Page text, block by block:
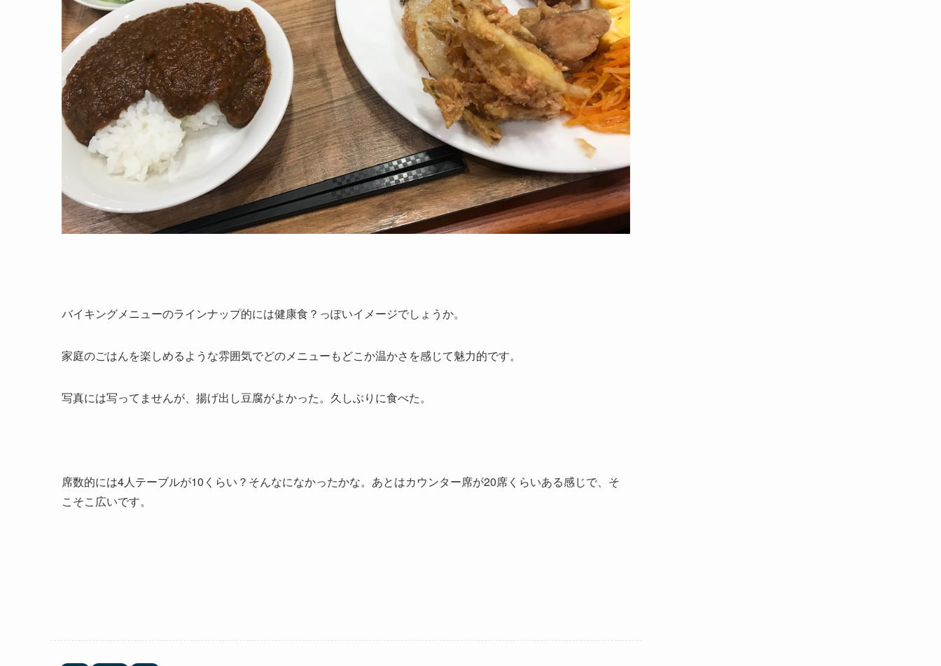
バイキングメニューのラインナップ的には健康食？っぽいイメージでしょうか。
家庭のごはんを楽しめるような雰囲気でどのメニューもどこか温かさを感じて魅力的です。
写真には写ってませんが、揚げ出し豆腐がよかった。久しぶりに食べた。
席数的には4人テーブルが10くらい？そんなになかったかな。あとはカウンター席が20席くらいある感じで、そ
こそこ広いです。